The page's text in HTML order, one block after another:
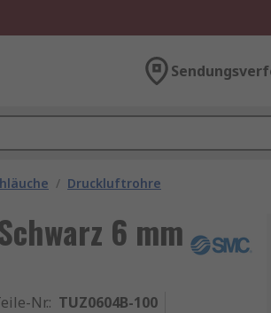
/ Druckluftrohre
6 mm
Nr.: TUZ0604B-100